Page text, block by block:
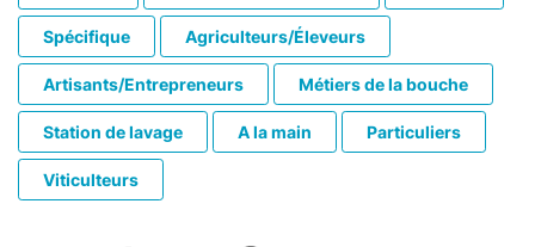
Spécifique Agriculteurs/Éleveurs
Artisants/Entrepreneurs Métiers de la bouche
Station de lavage A la main Particuliers
Viticulteurs